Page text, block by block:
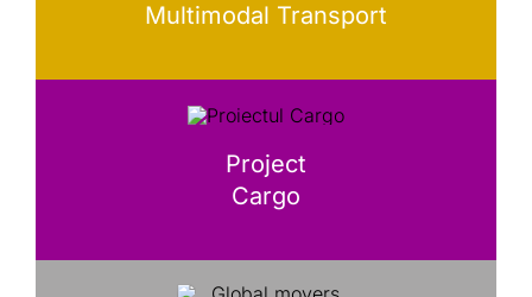
Multimodal Transport
Project
Cargo